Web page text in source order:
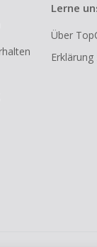
Lerne
Über